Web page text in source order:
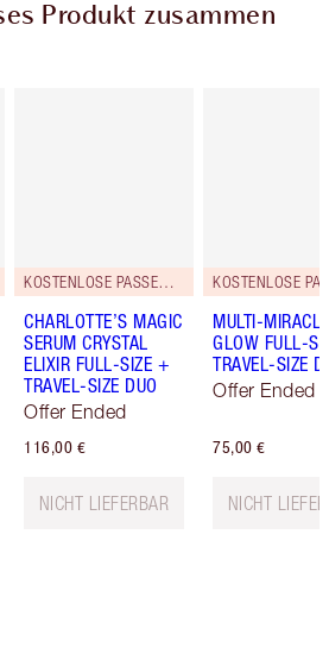
Produkt zusammen
KOSTENLOSE PASSENDE REISEGRÖSSE DAZU!
CHARLOTTE’S MAGIC
SERUM CRYSTAL
ELIXIR FULL-SIZE +
TRAVEL-SIZE DUO
Offer Ended
116,00 €
NICHT LIEFERBAR
MULTI-MIRACLE
GLOW FULL-
TRAVEL-SIZE
Offer Ended
75,00 €
NICHT